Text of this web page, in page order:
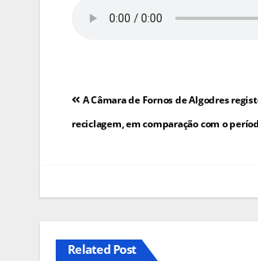
Navegação
de
A Câmara de Fornos de Algodres
reciclagem, em comparação com o
Related Post